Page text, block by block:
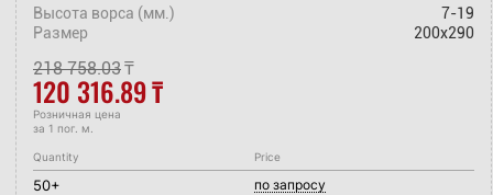
Высота ворса (мм.)
7-19
Размер
200x290
218 758.03₸
120 316.89₸
Розничная цена
за 1 пог. м.
Quantity
50+
Price
по запросу